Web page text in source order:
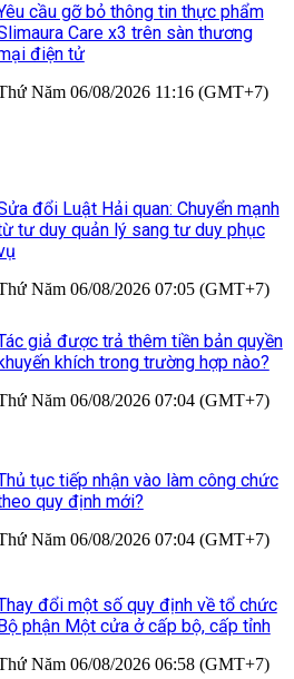
cầu gỡ bỏ thông tin thực phẩm
Care x3 trên sàn thương
điện tử
Năm 06/08/2026 11:16 (GMT+7)
đổi Luật Hải quan: Chuyển mạnh
tư duy quản lý sang tư duy phục
Năm 06/08/2026 07:05 (GMT+7)
giả được trả thêm tiền bản quyền
khích trong trường hợp nào?
Năm 06/08/2026 07:04 (GMT+7)
tục tiếp nhận vào làm công chức
quy định mới?
Năm 06/08/2026 07:04 (GMT+7)
đổi một số quy định về tổ chức
phận Một cửa ở cấp bộ, cấp tỉnh
Năm 06/08/2026 06:58 (GMT+7)